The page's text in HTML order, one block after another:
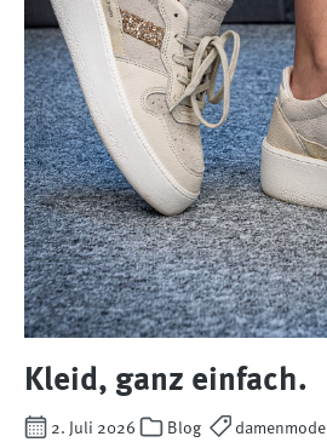
Kleid, ganz einfach.
2. Juli 2026 Blog damenmode